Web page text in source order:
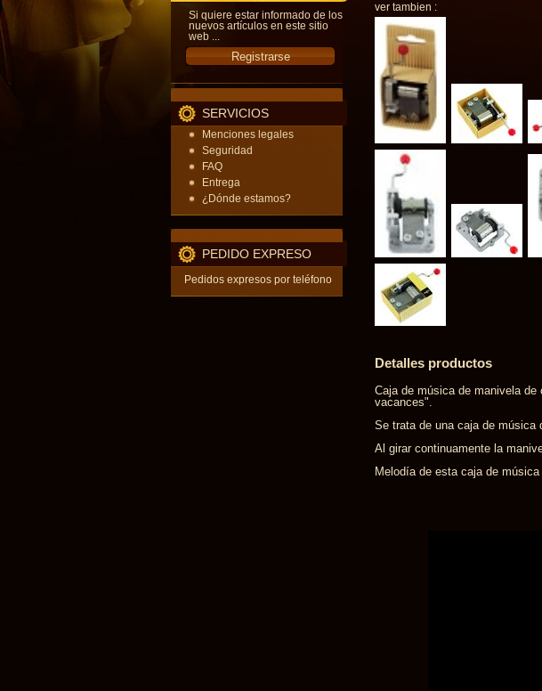
Si quiere estar informado de los
nuevos artículos en este sitio
web ...
SERVICIOS
Menciones legales
Seguridad
FAQ
Entrega
¿Dónde estamos?
PEDIDO EXPRESO
Pedidos expresos por teléfono
ver tambien :
Detalles productos
Caja de música de manivela
vacances".
Se trata de una caja de música
Al girar continuamente la
Melodía de esta caja de